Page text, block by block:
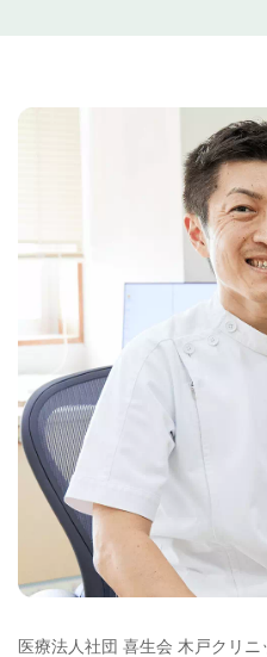
医療法人社団 喜生会 木戸クリニ